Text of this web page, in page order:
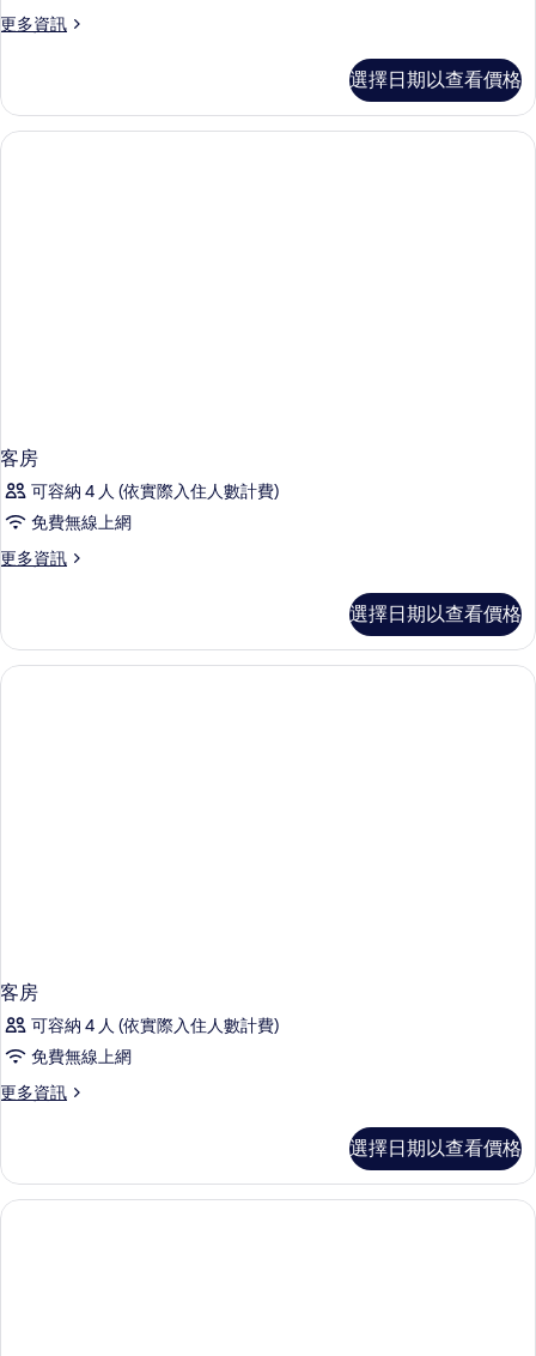
(Design)
所
有
更多資訊
更
客
房
(Design)
選擇日期以查看價格
客房
可容納 4 人 (依實際入住人數計費)
免費無線上網
更多資訊
更
的
詳
情
選擇日期以查看價格
客房
可容納 4 人 (依實際入住人數計費)
免費無線上網
更多資訊
更
的
詳
情
選擇日期以查看價格